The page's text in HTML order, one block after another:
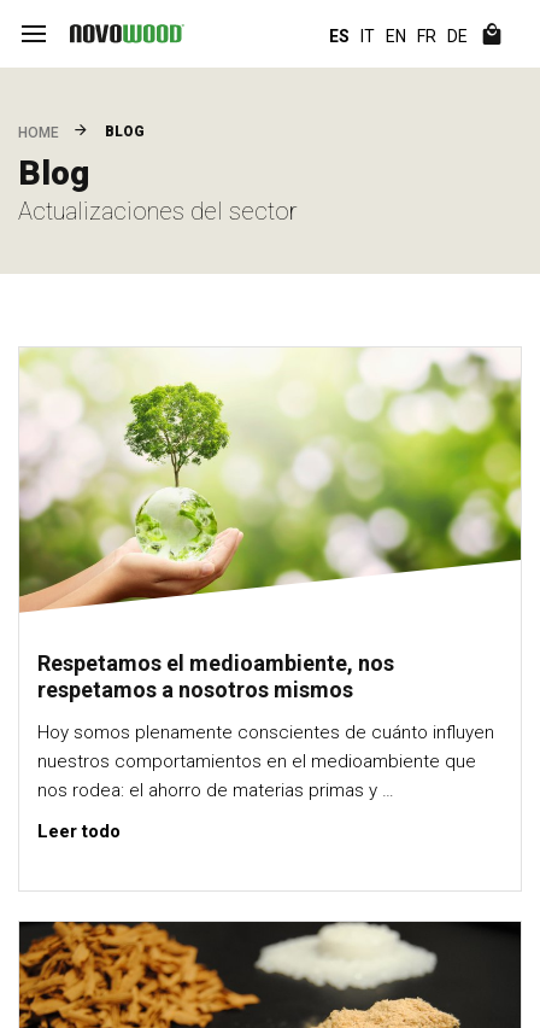
ES IT EN FR DE
HOME BLOG
Blog
Actualizaciones del sector
Respetamos el medioambiente, nos
respetamos a nosotros mismos
Hoy somos plenamente conscientes de cuánto influyen
nuestros comportamientos en el medioambiente que
nos rodea: el ahorro de materias primas y …
Leer todo